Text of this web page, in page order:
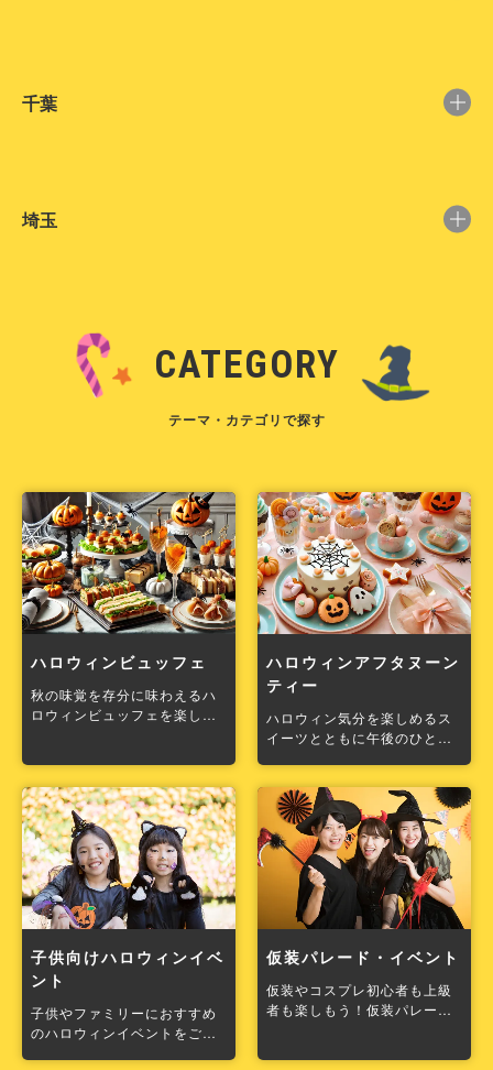
千葉
埼玉
CATEGORY
テーマ・カテゴリで探す
ハロウィンビュッフェ
秋の味覚を存分に味わえるハ
ロウィンビュッフェを楽しも
ハロウィンアフタヌーン
ティー
ハロウィン気分を楽しめるス
イーツとともに午後のひと時
子供向けハロウィンイベ
ント
子供やファミリーにおすすめ
のハロウィンイベントをご紹
仮装パレード・イベント
仮装やコスプレ初心者も上級
者も楽しもう！仮装パレー